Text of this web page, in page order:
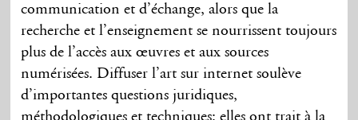
communication et d’échange, alors que la
recherche et l’enseignement se nourrissent toujours
plus de l’accès aux œuvres et aux sources
numérisées. Diffuser l’art sur internet soulève
d’importantes questions juridiques,
méthodologiques et techniques: elles ont trait à la